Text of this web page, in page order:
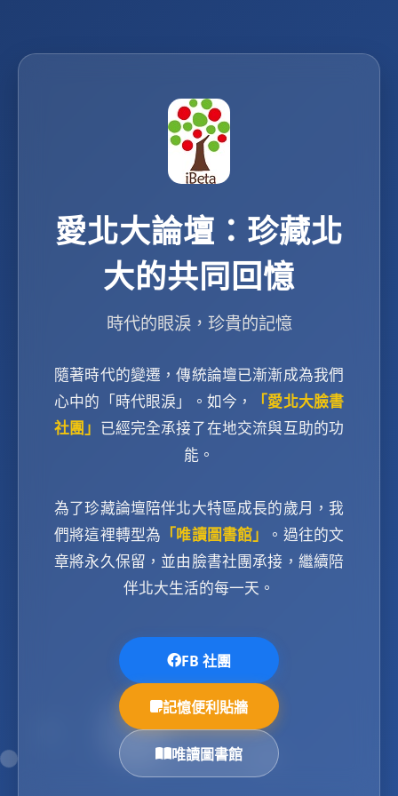
愛北大論壇：珍藏北
大的共同回憶
時代的眼淚，珍貴的記憶
隨著時代的變遷，傳統論壇已漸漸成為我們
心中的「時代眼淚」。如今，
「愛北大臉書
社團」 已經完全承接了在地交流與互助的功
能。
為了珍藏論壇陪伴北大特區成長的歲月，我
們將這裡轉型為 「唯讀圖書館」
。過往的文
章將永久保留，並由臉書社團承接，繼續陪
伴北大生活的每一天。
FB 社團
記憶便利貼牆
唯讀圖書館